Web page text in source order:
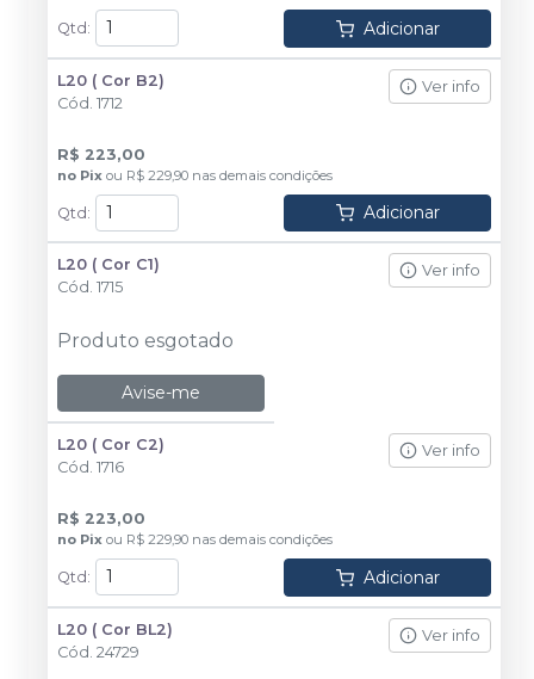
Qtd : Adicionar
L20 ( Cor B2)
Cód. 1712
Ver info
R$ 223,00
no Pix ou R$ 229,90 nas demais condições
Qtd: Adicionar
L20 ( Cor C1)
Cód. 1715
Ver info
Produto esgotado
Avise-me
L20 ( Cor C2)
Cód. 1716
Ver info
R$ 223,00
no Pix ou R$ 229,90 nas demais condições
Qtd : Adicionar
L20 ( Cor BL2)
Cód. 24729
Ver info